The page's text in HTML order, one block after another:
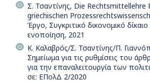
Σ. Τσαντίνης, Die Rechtsmittellehre
griechischen
Έργο, Συγκριτικό δικονομικό δίκαιο
ενοποίηση, 2021
Κ. Καλαβρός/Σ. Τσαντίνης/Π.
Σημείωμα για τις ρυθμίσεις του
για την επαναλειτουργία των
σε: ΕΠολΔ 2/2020